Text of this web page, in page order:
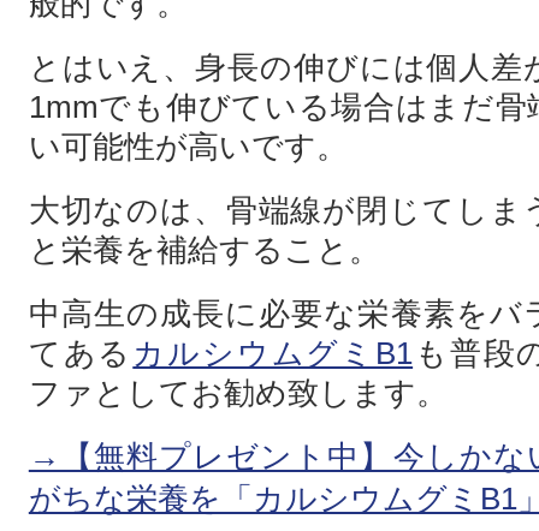
とはいえ、身長の伸びには個人
1mmでも伸びている場合はまだ
い可能性が高いです。
大切なのは、骨端線が閉じてしま
と栄養を補給すること。
中高生の成長に必要な栄養素をバ
てある カルシウムグミB1 も普段
ファとしてお勧め致します。
→【無料プレゼント中】今しかな
がちな栄養を「カルシウムグミB1